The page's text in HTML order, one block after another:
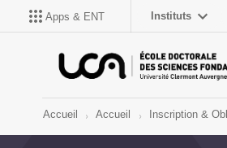
Apps & ENT Instituts
Accueil Accueil Inscription &